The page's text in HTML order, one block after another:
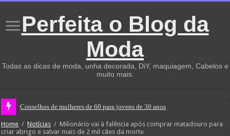
Perfeita o Blog da
Moda
Todas as dicas de moda, unha decorada, DiY, maquiagem, Cabelos e
muito mais.
Conselhos de mulheres de 60 para jovens de 30 anos
Home / Notícias / Milionário vai à falência após comprar matadouro para
criar abrigo e salvar mais de 2 mil cães da morte